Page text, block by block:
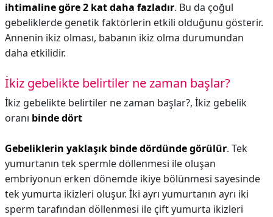
ihtimaline göre 2 kat daha fazladır. Bu da çoğul
gebeliklerde genetik faktörlerin etkili olduğunu gösterir.
Annenin ikiz olması, babanın ikiz olma durumundan
daha etkilidir.
İkiz gebelikte belirtiler ne zaman başlar?
İkiz gebelikte belirtiler ne zaman başlar?, İkiz gebelik
oranı binde dört
Gebeliklerin yaklaşık binde dördünde görülür. Tek
yumurtanın tek spermle döllenmesi ile oluşan
embriyonun erken dönemde ikiye bölünmesi sayesinde
tek yumurta ikizleri oluşur. İki ayrı yumurtanın ayrı iki
sperm tarafından döllenmesi ile çift yumurta ikizleri